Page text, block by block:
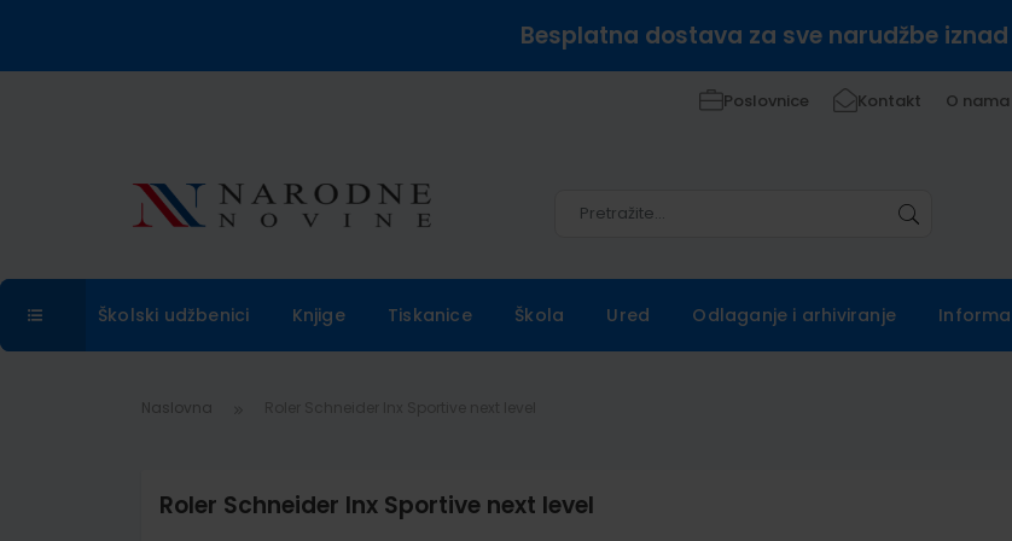
Besplatna dostava za sve narudžbe
Poslovnice Kontakt O nama
Školski udžbenici Knjige Tiskanice Škola Ured Odlaganje i arhiviranje
Naslovna
Roler Schneider Inx Sportive next level